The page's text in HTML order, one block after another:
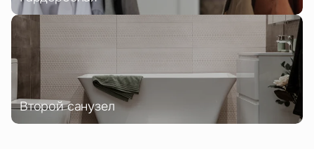
Второй санузел